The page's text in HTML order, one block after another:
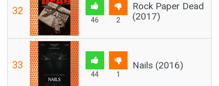
32
46 2
Rock Paper Dead
(2017)
33
44 1
Nails (2016)